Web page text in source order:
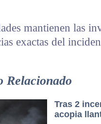
mantienen las
exactas del
Relacionado
Tras 2
acopia